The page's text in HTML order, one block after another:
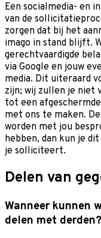
Een socialmedia- en
van de
zorgen dat bij het
imago in stand blijft.
gerechtvaardigde
via Google en jouw
media. Dit uiteraard
zijn; wij zullen je niet
tot een
met ons te maken.
worden met jou
hebben, dan kun je
je solliciteert.
Delen van
Wanneer kunnen
delen met derden?